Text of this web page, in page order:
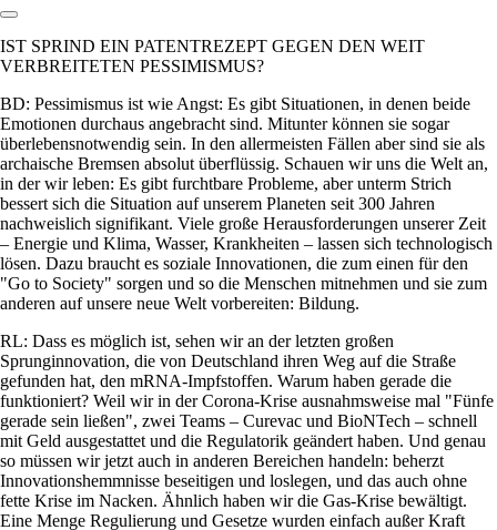
Link zum Abschnitt kopieren:
IST SPRIND EIN PATENTREZEPT GEGEN DEN WEIT
VERBREITETEN PESSIMISMUS?
BD: Pessimismus ist wie Angst: Es gibt Situationen, in denen beide
Emotionen durchaus angebracht sind. Mitunter können sie sogar
überlebensnotwendig sein. In den allermeisten Fällen aber sind sie als
archaische Bremsen absolut überflüssig. Schauen wir uns die Welt an,
in der wir leben: Es gibt furchtbare Probleme, aber unterm Strich
bessert sich die Situation auf unserem Planeten seit 300 Jahren
nachweislich signifikant. Viele große Herausforderungen unserer Zeit
– Energie und Klima, Wasser, Krankheiten – lassen sich technologisch
lösen. Dazu braucht es soziale Innovationen, die zum einen für den
Go to Society
sorgen und so die Menschen mitnehmen und sie zum
anderen auf unsere neue Welt vorbereiten: Bildung.
RL: Dass es möglich ist, sehen wir an der letzten großen
Sprunginnovation, die von Deutschland ihren Weg auf die Straße
gefunden hat, den mRNA-Impfstoffen. Warum haben gerade die
funktioniert? Weil wir in der Corona-Krise ausnahmsweise mal
Fünfe
gerade sein ließen , zwei Teams – Curevac und BioNTech – schnell
mit Geld ausgestattet und die Regulatorik geändert haben. Und genau
so müssen wir jetzt auch in anderen Bereichen handeln: beherzt
Innovationshemmnisse beseitigen und loslegen, und das auch ohne
fette Krise im Nacken. Ähnlich haben wir die Gas-Krise bewältigt.
Eine Menge Regulierung und Gesetze wurden einfach außer Kraft